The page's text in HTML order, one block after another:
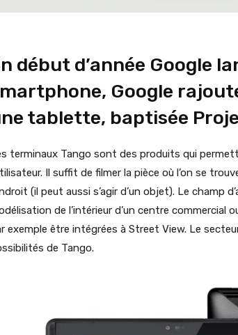
début d’année Google
Google
tablette, baptisée
terminaux Tango sont des produits qui
Il suffit de filmer la pièce où l’on se
(il peut aussi s’agir d’un objet). Le champ
de l’intérieur d’un centre commercial
exemple être intégrées à Street View. Le
de Tango.